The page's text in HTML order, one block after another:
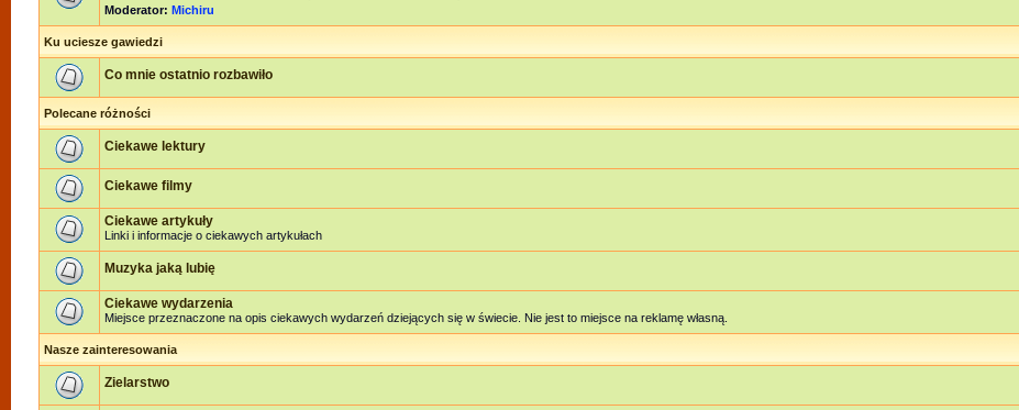
Moderator: Michiru
Ku uciesze gawiedzi
Co mnie ostatnio rozbawiło
Polecane różności
Ciekawe lektury
Ciekawe filmy
Ciekawe artykuły
Linki i informacje o ciekawych artykułach
Muzyka jaką lubię
Ciekawe wydarzenia
Miejsce przeznaczone na opis ciekawych wydarzeń dziejących się w świecie. Nie jest to miejsce na reklamę własną.
Nasze zainteresowania
Zielarstwo